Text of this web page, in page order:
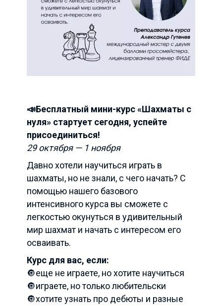
📣Бесплатный мини-курс «Шахматы с
нуля» стартует сегодня, успейте
присоединиться!
29 октября — 1 ноября
Давно хотели научиться играть в
шахматы, но не знали, с чего начать? С
помощью нашего базового
интенсивного курса вы сможете с
легкостью окунуться в удивительный
мир шахмат и начать с интересом его
осваивать.
Курс для вас, если:
🔘еще не играете, но хотите научиться
🔘играете, но только любительски
🔘хотите узнать про дебюты и разные